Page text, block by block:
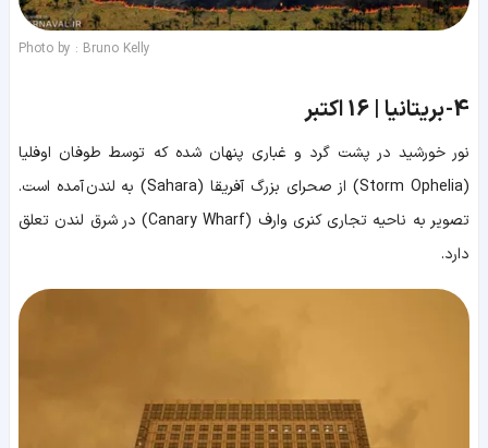
Photo by : Bruno Kelly
4- بریتانیا | 16 اکتبر
نور خورشید در پشت گرد و غباری پنهان شده که توسط طوفان اوفلیا
(Storm Ophelia) از صحرای بزرگ آفریقا (Sahara) به لندن آمده است.
تصویر به ناحیه تجاری کنری وارف (Canary Wharf) در شرق لندن تعلق
دارد.